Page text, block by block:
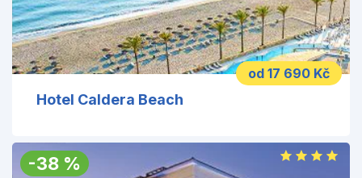
od 17 690 Kč
Hotel Caldera Beach
-38 %